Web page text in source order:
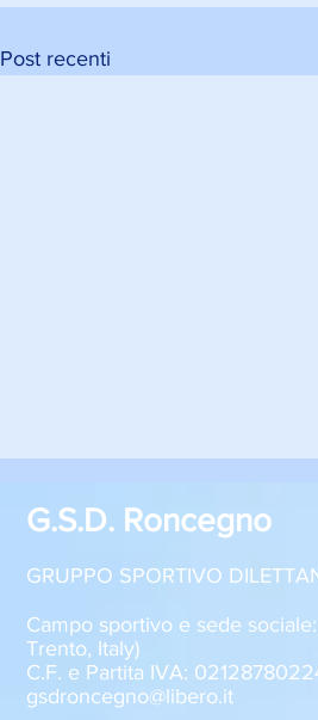
Post recenti
Sabato 8 agosto, il GSD
Roncegno alla Festa della
G.S.D. Roncegno
GRUPPO SPORTIVO
Campo sportivo e sede
Trento, Italy)
C.F. e Partita IVA:
gsdroncegno@libero.it